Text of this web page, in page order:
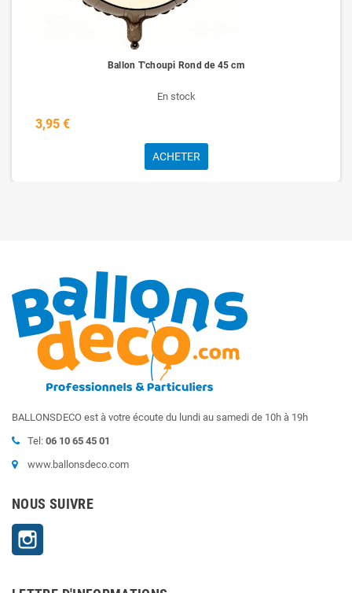
Ballon T'choupi Rond de 45 cm
En stock
3,95 €
ACHETER
BALLONSDECO est à votre écoute du lundi au samedi de 10h à 19h
Tel: 06 10 65 45 01
www.ballonsdeco.com
NOUS SUIVRE